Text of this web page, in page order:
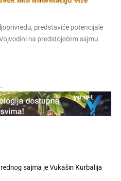
predstaviće potencijale
na predstojećem sajmu
sajma je Vukašin Kurbalija